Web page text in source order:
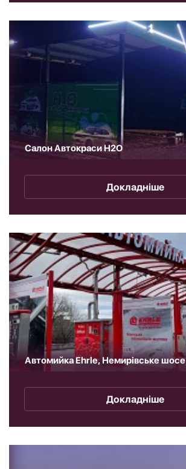
Салон Автокраси H2O
Докладніше
Автомийка Ehrle, Немирівське шосе
Докладніше